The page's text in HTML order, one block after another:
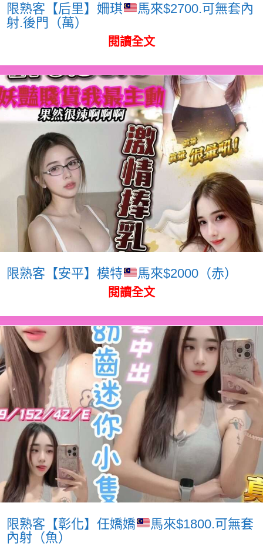
限熟客【后里】姍琪
馬來$2700.可無套內
射.後門（萬）
閱讀全文
限熟客【安平】模特 馬來$2000（赤）
閱讀全文
限熟客【彰化】任嬌嬌
馬來$1800.可無套
內射（魚）